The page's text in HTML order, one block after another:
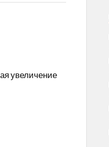
увеличение